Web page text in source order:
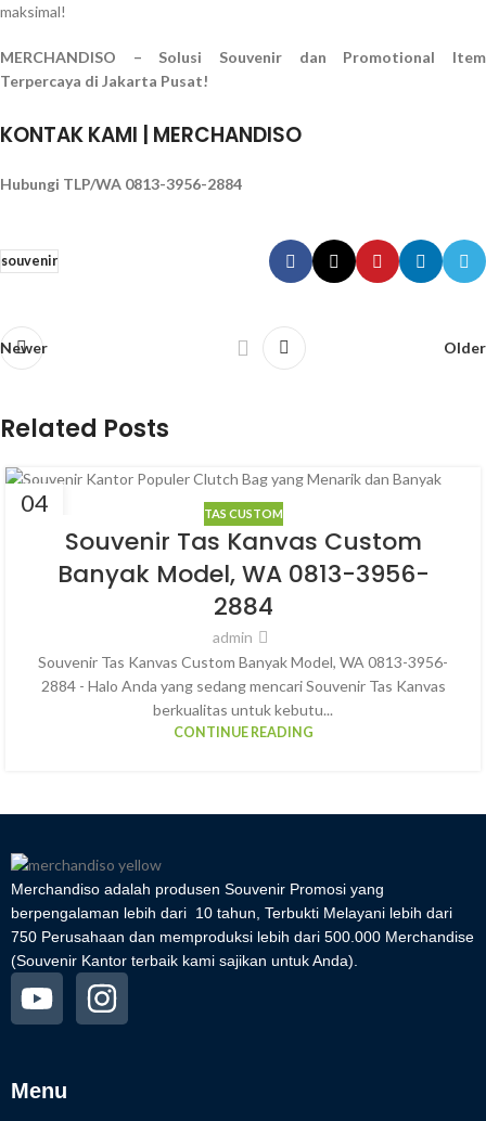
maksimal!
MERCHANDISO – Solusi Souvenir dan Promotional Item
Terpercaya di Jakarta Pusat!
KONTAK KAMI | MERCHANDISO
Hubungi TLP/WA 0813-3956-2884
souvenir
Newer Older
Related Posts
04 TAS CUSTOM
Souvenir Tas Kanvas Custom
Banyak Model, WA 0813-3956-
2884
admin
Souvenir Tas Kanvas Custom Banyak Model, WA 0813-3956-
2884 - Halo Anda yang sedang mencari Souvenir Tas Kanvas
berkualitas untuk kebutu...
CONTINUE READING
Merchandiso adalah produsen Souvenir Promosi yang
berpengalaman lebih dari 10 tahun, Terbukti Melayani lebih dari
750 Perusahaan dan memproduksi lebih dari 500.000 Merchandise
(Souvenir Kantor terbaik kami sajikan untuk Anda).
Menu